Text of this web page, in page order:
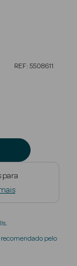
REF: 5508611
from
para
recomendado pelo